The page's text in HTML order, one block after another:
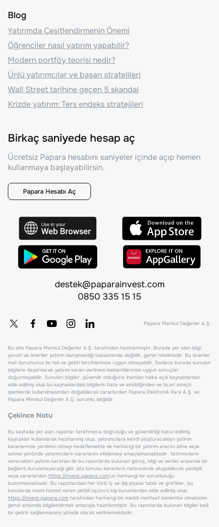
Blog
Yatırımda Çeşitlendirmenin Önemi
Öğrenciler nasıl yatırım yapabilir?
Modern portföy teorisi nedir?
Ünlü yatırımcılar ve başarı stratejileri
Wall Street tarihine geçen 5 skandal
Krizde yatırım: Ters endeks stratejileri
Birkaç saniyede hesap aç
Ücretsiz Papara hesabını saniyeler içinde açıp hemen
kullanmaya başlayabilirsin.
Papara Hesabı Aç
destek@paparainvest.com
0850 335 15 15
Papara Menkul Değerler A.Ş.
Bu site Papara Menkul Değerler A.Ş. tarafından hazırlanmıştır. Burada yer alan bilgi,
yorum ve öneriler yatırım danışmanlığı kapsamında değildir, genel niteliktedir. Bu öneriler
mali durumunuz ile risk ve getiri tercihlerinize uygun olmayabilir. Sadece burada sunulan
bilgilere dayanılarak yatırım kararı verilmesi beklentilerinize uygun sonuçlar
doğurmayabilir. Sunulan bilgiler, güvenilir olduğuna inanılan halka açık kaynaklardan
elde edilmiş olup bu kaynaklardaki bilgilerin hata ve eksikliğinden ve ticari amaçlı
işlemlerde kullanılmasından doğabilecek zararlardan Papara Elektronik Para A.Ş. ve
Papara Menkul Değerler A.Ş. sorumlu değildir.
Çekince Notu
Bu sayfada yer alan raporlar tarafımızca doğruluğu ve güvenilirliği kabul edilmiş
kaynaklar kullanılarak hazırlanmış olup, yatırımcılara kendi oluşturacakları yatırım
kararlarında yardımcı olmayı hedeflemekte ve herhangi bir yatırım aracını alma veya
satma yönünde yatırımcıların kararlarını etkilemeyi amaçlamamaktadır. Yatırımcıların
verecekleri yatırım kararları ile bu raporlarda bulunan görüş, bilgi ve veriler arasında bir
bağlantı kurulamayacağı gibi, söz konusu kararların neticesinde oluşabilecek yanlışlık
veya zararlardan https://invest.papara.com'un herhangi bir sorumluluğu
bulunmamaktadır. Bu raporlardaki her türlü iç ve dış piyasa tablo ve grafikler, bu
konularda resmi hizmet veren yetkili üçüncü kişi kurumlardan elde edilmiş olup,
https://invest.papara.com tarafından herhangi bir maddi menfaat beklentisi olmaksızın
genel anlamda bilgilendirmek amacıyla hazırlanmıştır. Bu raporlarda bulunan bilgiler belli
bir gelirin sağlanmasına yönelik olarak verilmemektedir.